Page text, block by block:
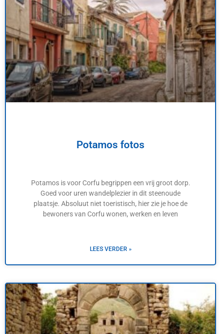
Potamos fotos
Potamos is voor Corfu begrippen een vrij groot dorp.
Goed voor uren wandelplezier in dit steenoude
plaatsje. Absoluut niet toeristisch, hier zie je hoe de
bewoners van Corfu wonen, werken en leven
LEES VERDER »